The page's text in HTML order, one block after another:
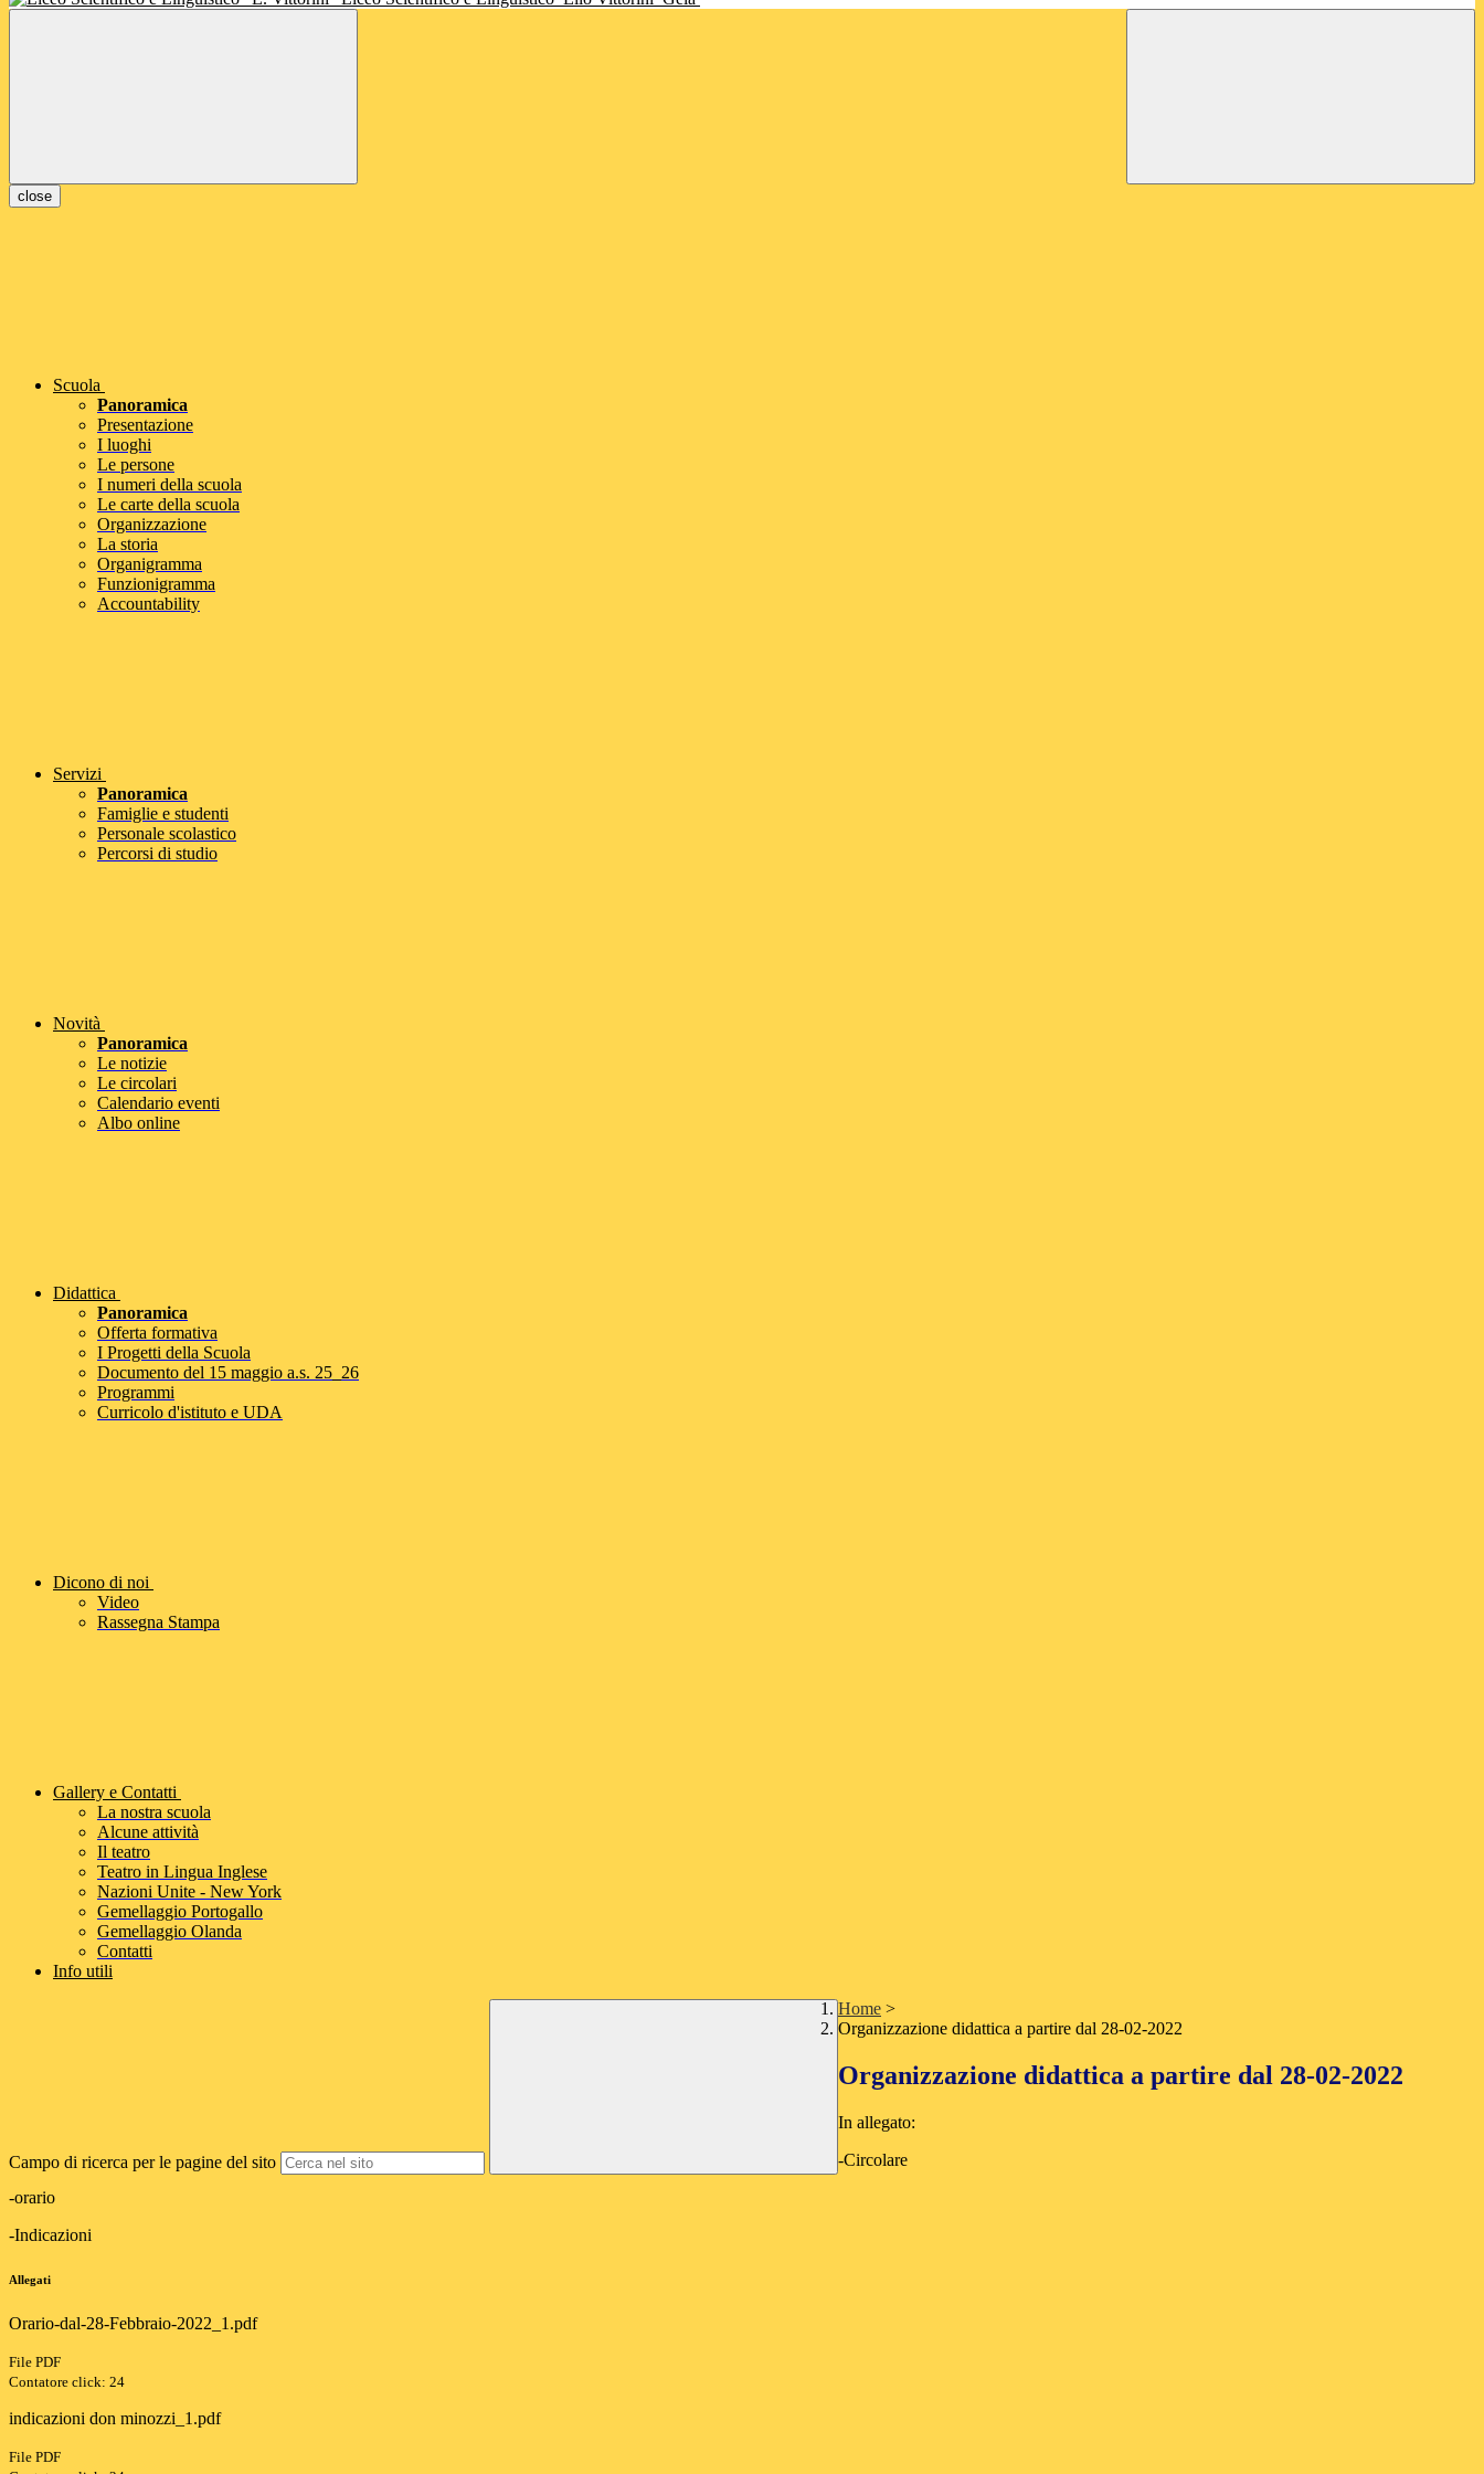
close
Scuola
Panoramica
Presentazione
I luoghi
Le persone
I numeri della scuola
Le carte della scuola
Organizzazione
La storia
Organigramma
Funzionigramma
Accountability
Servizi
Panoramica
Famiglie e studenti
Personale scolastico
Percorsi di studio
Novità
Panoramica
Le notizie
Le circolari
Calendario eventi
Albo online
Didattica
Panoramica
Offerta formativa
I Progetti della Scuola
Documento del 15 maggio a.s. 25_26
Programmi
Curricolo d'istituto e UDA
Dicono di noi
Video
Rassegna Stampa
Gallery e Contatti
La nostra scuola
Alcune attività
Il teatro
Teatro in Lingua Inglese
Nazioni Unite - New York
Gemellaggio Portogallo
Gemellaggio Olanda
Contatti
Info utili
Campo di ricerca per le pagine del sito
Home >
Organizzazione didattica a partire dal 28-02-2022
Organizzazione didattica a partire dal 28-02-2022
In allegato:
-Circolare
-orario
-Indicazioni
Allegati
Orario-dal-28-Febbraio-2022_1.pdf
File PDF
Contatore click: 24
indicazioni don minozzi_1.pdf
File PDF